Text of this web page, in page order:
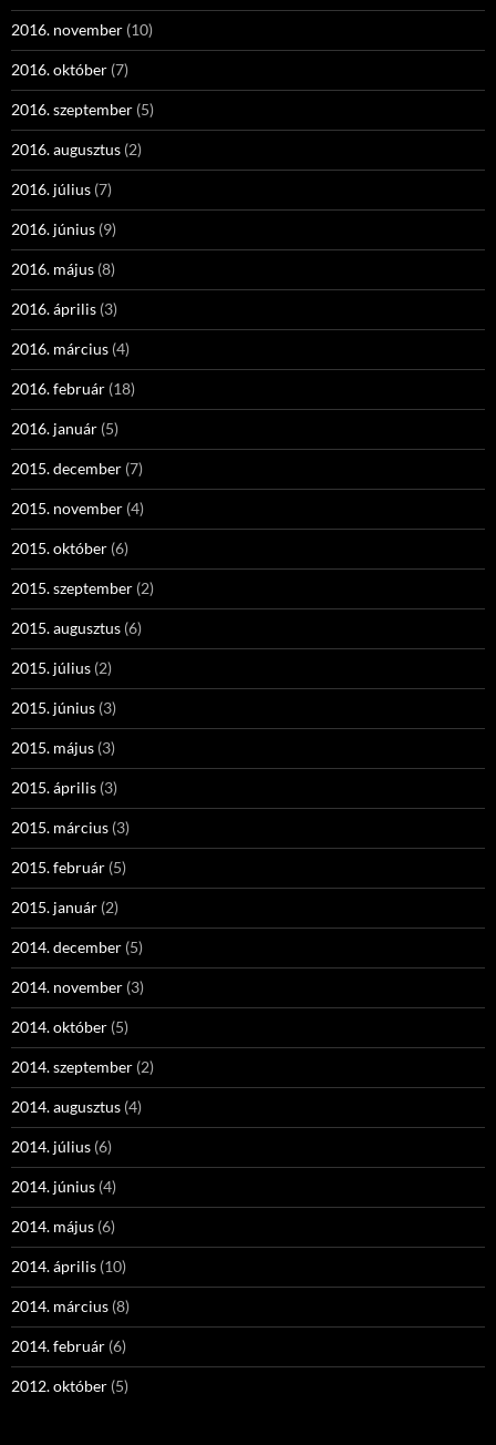
2016. november (10)
2016. október (7)
2016. szeptember (5)
2016. augusztus (2)
2016. július (7)
2016. június (9)
2016. május (8)
2016. április (3)
2016. március (4)
2016. február (18)
2016. január (5)
2015. december (7)
2015. november (4)
2015. október (6)
2015. szeptember (2)
2015. augusztus (6)
2015. július (2)
2015. június (3)
2015. május (3)
2015. április (3)
2015. március (3)
2015. február (5)
2015. január (2)
2014. december (5)
2014. november (3)
2014. október (5)
2014. szeptember (2)
2014. augusztus (4)
2014. július (6)
2014. június (4)
2014. május (6)
2014. április (10)
2014. március (8)
2014. február (6)
2012. október (5)